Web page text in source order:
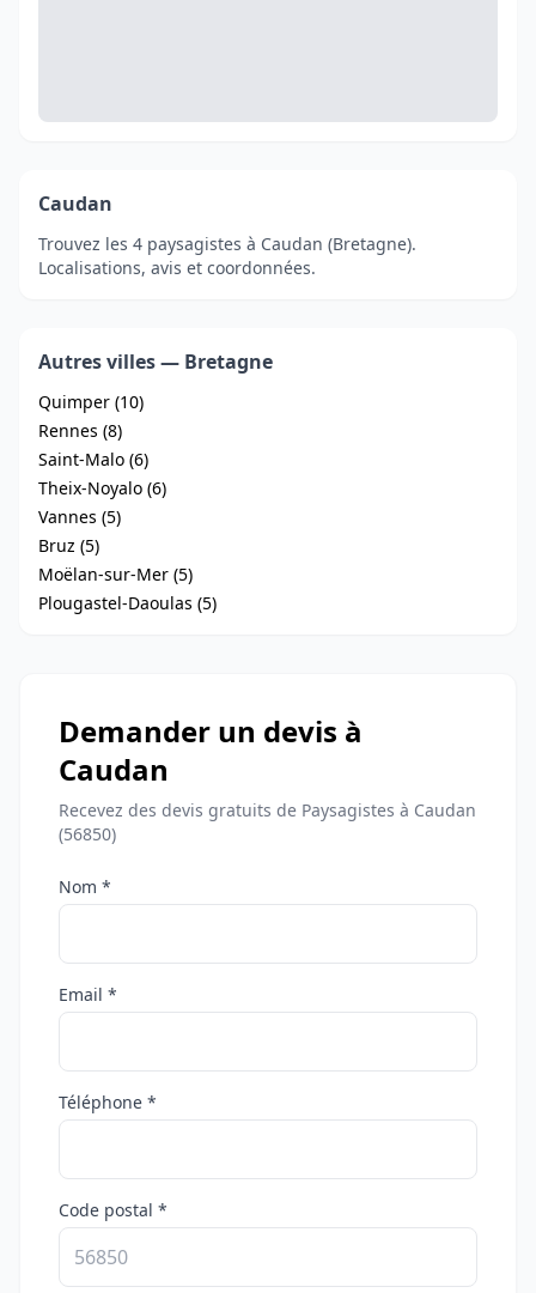
Caudan
Trouvez les 4 paysagistes à Caudan (Bretagne).
Localisations, avis et coordonnées.
Autres villes — Bretagne
Quimper (10)
Rennes (8)
Saint-Malo (6)
Theix-Noyalo (6)
Vannes (5)
Bruz (5)
Moëlan-sur-Mer (5)
Plougastel-Daoulas (5)
Demander un devis à
Caudan
Recevez des devis gratuits de Paysagistes à Caudan
(56850)
Nom *
Email *
Téléphone *
Code postal *